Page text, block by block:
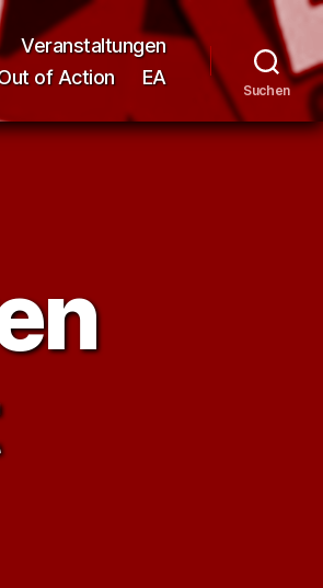
Veranstaltungen
of Action EA
Suchen